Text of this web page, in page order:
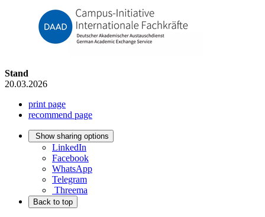
Stand
20.03.2026
print page
recommend page
Show sharing options
LinkedIn
Facebook
WhatsApp
Telegram
Threema
Back to top